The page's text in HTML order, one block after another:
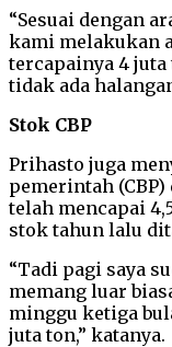
“Sesuai dengan
kami melakukan
tercapainya 4
tidak ada
Stok CBP
Prihasto juga
pemerintah
telah mencapai
stok tahun lalu
“Tadi pagi saya
memang luar
minggu ketiga
juta ton,” katanya.